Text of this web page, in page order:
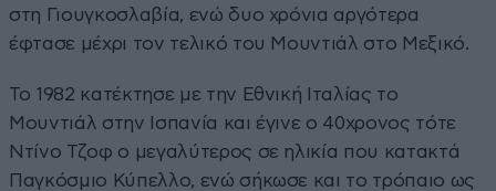
στη Γιουγκοσλαβία, ενώ δυο χρόνια αργότερα
έφτασε μέχρι τον τελικό του Μουντιάλ στο Μεξικό.
Το 1982 κατέκτησε με την Εθνική Ιταλίας το
Μουντιάλ στην Ισπανία και έγινε ο 40χρονος τότε
Ντίνο Τζοφ ο μεγαλύτερος σε ηλικία που κατακτά
Παγκόσμιο Κύπελλο, ενώ σήκωσε και το τρόπαιο ως